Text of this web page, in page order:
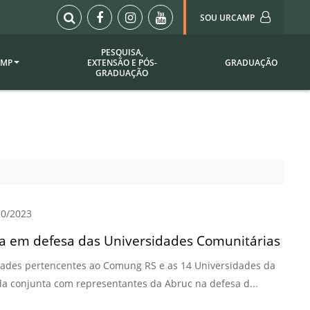
SOU URCAMP
Sou Urcamp (Portal)
Biblioteca
Portarias /
Institucional
PESQUISA,
EXTENSÃO E PÓS-
GRADUAÇÃO
GRADUAÇÃO
2023
em defesa das Universidades Comunitárias
pertencentes ao Comung RS e as 14 Universidades da
conjunta com representantes da Abruc na defesa d...